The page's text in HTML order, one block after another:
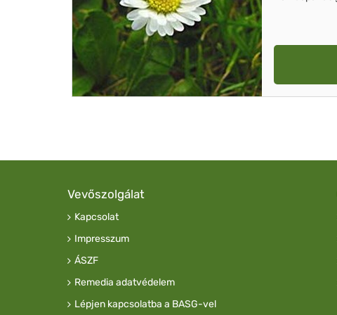
Vevőszolgálat
Kapcsolat
Impresszum
ÁSZF
Remedia adatvédelem
Lépjen kapcsolatba a BASG-vel